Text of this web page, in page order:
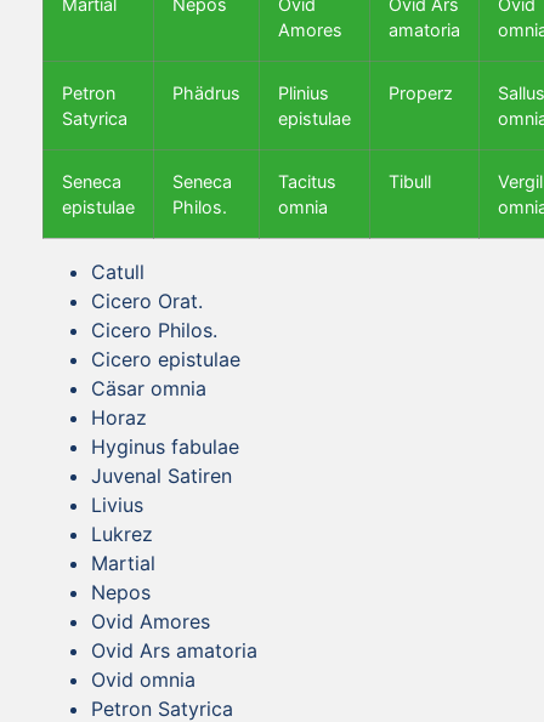
Amores
amatoria
Petron
Satyrica
Phädrus
Plinius
epistulae
Properz
Seneca
epistulae
Seneca
Philos.
Tacitus
omnia
Tibull
Vergil
Catull
Cicero Orat.
Cicero Philos.
Cicero epistulae
Cäsar omnia
Horaz
Hyginus fabulae
Juvenal Satiren
Livius
Lukrez
Martial
Nepos
Ovid Amores
Ovid Ars amatoria
Ovid omnia
Petron Satyrica